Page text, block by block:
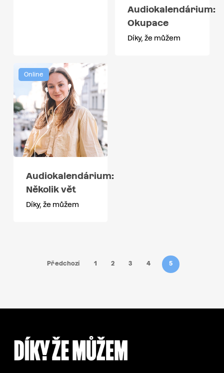
Audiokalendárium:
Okupace
Díky, že můžem
Online
Audiokalendárium:
Několik vět
Díky, že můžem
Předchozí 1 2 3 4 5